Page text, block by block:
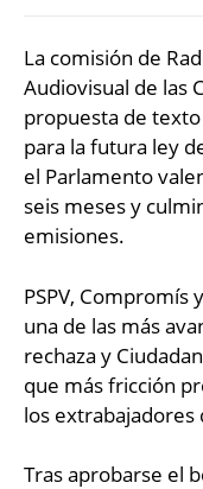
La comisión de
Audiovisual de las
propuesta de
para la futura ley
el Parlamento
seis meses y
emisiones.
PSPV, Compromís
una de las más
rechaza y
que más fricción
los extrabajadores
Tras aprobarse el